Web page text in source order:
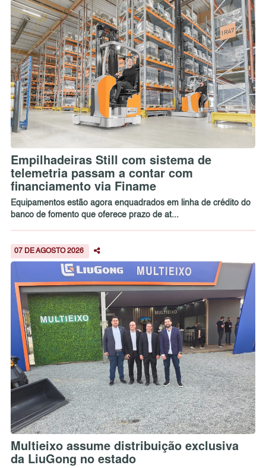
Empilhadeiras Still com sistema de
telemetria passam a contar com
financiamento via Finame
Equipamentos estão agora enquadrados em linha de crédito do
banco de fomento que oferece prazo de at...
07 DE AGOSTO 2026
Multieixo assume distribuição exclusiva
da LiuGong no estado